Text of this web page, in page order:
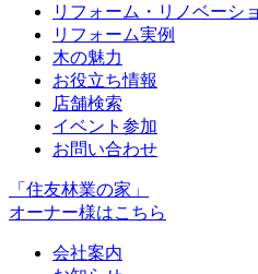
リフォーム・リノベーシ
リフォーム実例
木の魅力
お役立ち情報
店舗検索
イベント参加
お問い合わせ
「住友林業の家」
オーナー様はこちら
会社案内